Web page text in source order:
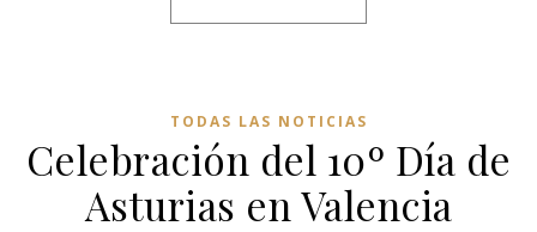
TODAS LAS NOTICIAS
Celebración del 10º Día de
Asturias en Valencia